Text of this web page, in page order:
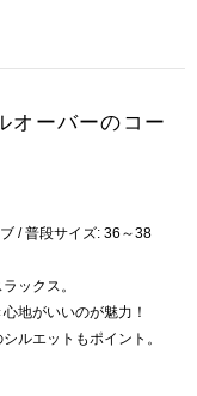
ーバーのコー
/ 普段サイズ: 36～38
ックス。
地がいいのが魅力！
ルエットもポイント。